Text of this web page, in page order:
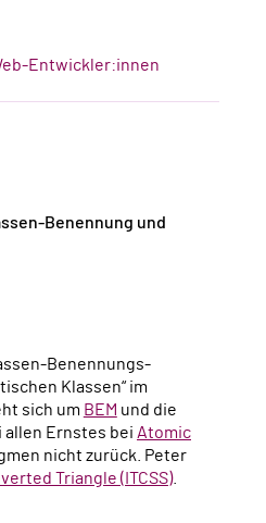
Entwickler:innen
Benennung und
Benennungs-
Klassen“ im
sich um BEM und die
allen Ernstes bei Atomic
nicht zurück. Peter
Triangle (ITCSS).